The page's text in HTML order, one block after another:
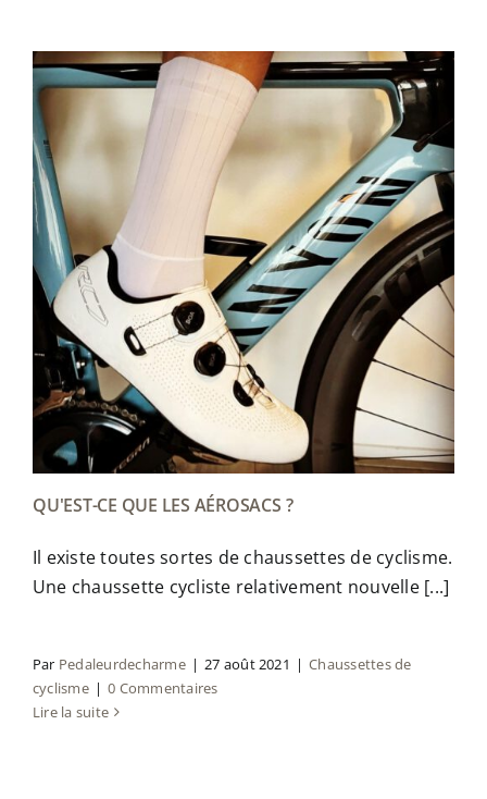
QU'EST-CE QUE LES AÉROSACS ?
Il existe toutes sortes de chaussettes de cyclisme.
Une chaussette cycliste relativement nouvelle [...]
Par Pedaleurdecharme | 27 août 2021 | Chaussettes de
cyclisme | 0 Commentaires
Lire la suite